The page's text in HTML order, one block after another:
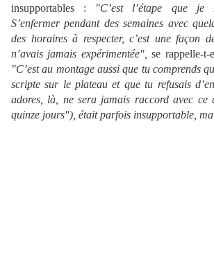
insupportables :
"C’est l’étape que je
S’enfermer pendant des semaines avec
des horaires à respecter, c’est une façon
n’avais jamais expérimentée", se rappelle-
"C’est au montage aussi que tu comprends
scripte sur le plateau et que tu refusais
adores, là, ne sera jamais raccord avec
quinze jours"), était parfois insupportable,